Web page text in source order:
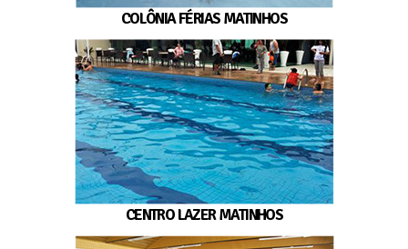
COLÔNIA FÉRIAS MATINHOS
CENTRO LAZER MATINHOS